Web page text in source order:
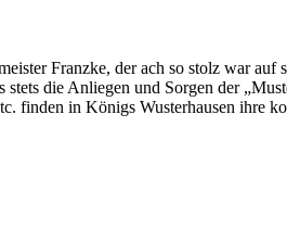
Franzke, der ach so stolz war auf
die Anliegen und Sorgen der
finden in Königs Wusterhausen ihre